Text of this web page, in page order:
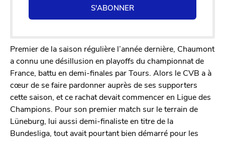
S'ABONNER
Premier de la saison régulière l’année dernière, Chaumont
a connu une désillusion en playoffs du championnat de
France, battu en demi-finales par Tours. Alors le CVB a à
cœur de se faire pardonner auprès de ses supporters
cette saison, et ce rachat devait commencer en Ligue des
Champions. Pour son premier match sur le terrain de
Lüneburg, lui aussi demi-finaliste en titre de la
Bundesliga, tout avait pourtant bien démarré pour les